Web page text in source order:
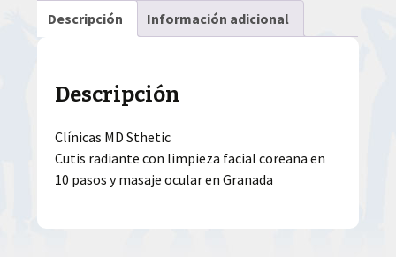
Descripción Información adicional
Descripción
Clínicas MD Sthetic
Cutis radiante con limpieza facial coreana en
10 pasos y masaje ocular en Granada